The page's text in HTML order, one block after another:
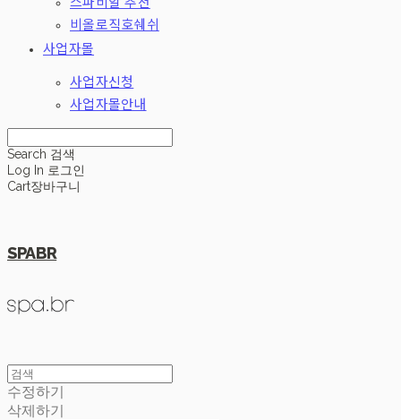
비올로직호쉐쉬
사업자몰
사업자신청
사업자몰안내
Search 검색
Log In 로그인
Cart장바구니
SPABR
수정하기
삭제하기